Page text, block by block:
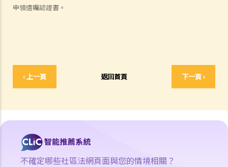
申領遺囑認證書。
‹ 上一頁 返回首頁 下一頁 ›
內的物品？
1. 資格
1. 如果遺囑執行人失蹤或拒絕履行職責的話，可否由其他人申請遺產認
2. 如果遺囑執行人不在香港居住，並且拒絕就出任遺囑執行人，他該如
2. 程序
1. 如果遺囑丟失並且沒有可用的遺囑副本，可以申領授予遺囑認證書
不確定哪些社區法網頁面與您的情境相關？